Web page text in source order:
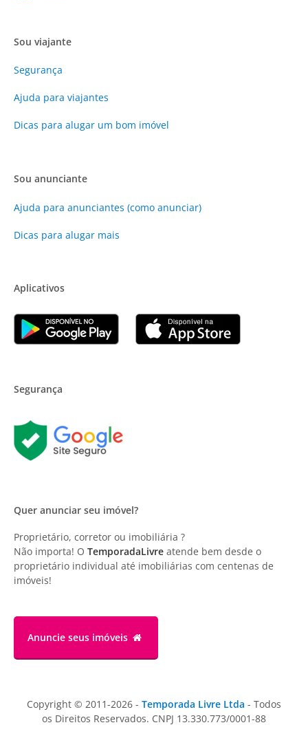
Sou viajante
Segurança
Ajuda para viajantes
Dicas para alugar um bom imóvel
Sou anunciante
Ajuda para anunciantes (como anunciar)
Dicas para alugar mais
Aplicativos
Segurança
Quer anunciar seu imóvel?
Proprietário, corretor ou imobiliária ?
Não importa! O TemporadaLivre atende bem desde o
proprietário individual até imobiliárias com centenas de
imóveis!
Anuncie seus imóveis
Copyright © 2011-2026 - Temporada Livre Ltda - Todos
os Direitos Reservados. CNPJ 13.330.773/0001-88